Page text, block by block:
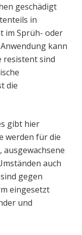
geschädigt
in
im Sprüh- oder
kann
resistent sind
die
gibt hier
werden für die
auch
gegen
eingesetzt
und